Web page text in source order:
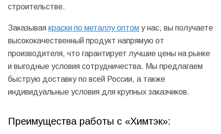
строительстве.
Заказывая краски по металлу оптом у нас, вы получаете
высококачественный продукт напрямую от
производителя, что гарантирует лучшие цены на рынке
и выгодные условия сотрудничества. Мы предлагаем
быструю доставку по всей России, а также
индивидуальные условия для крупных заказчиков.
Преимущества работы с «Химтэк»: